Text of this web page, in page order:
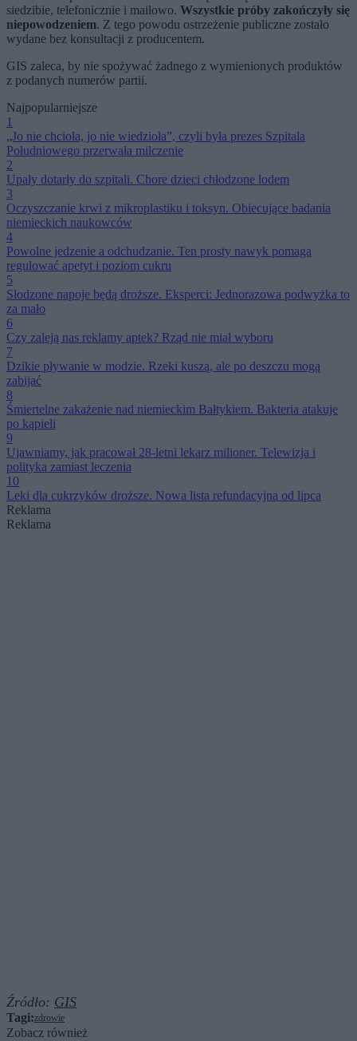
siedzibie, telefonicznie i mailowo. Wszystkie próby zakończyły się
niepowodzeniem. Z tego powodu ostrzeżenie publiczne zostało
wydane bez konsultacji z producentem.
GIS zaleca, by nie spożywać żadnego z wymienionych produktów
z podanych numerów partii.
Najpopularniejsze
1
„Jo nie chcioła, jo nie wiedzioła”, czyli była prezes Szpitala
Południowego przerwała milczenie
2
Upały dotarły do szpitali. Chore dzieci chłodzone lodem
3
Oczyszczanie krwi z mikroplastiku i toksyn. Obiecujące badania
niemieckich naukowców
4
Powolne jedzenie a odchudzanie. Ten prosty nawyk pomaga
regulować apetyt i poziom cukru
5
Słodzone napoje będą droższe. Eksperci: Jednorazowa podwyżka to
za mało
6
Czy zaleją nas reklamy aptek? Rząd nie miał wyboru
7
Dzikie pływanie w modzie. Rzeki kuszą, ale po deszczu mogą
zabijać
8
Śmiertelne zakażenie nad niemieckim Bałtykiem. Bakteria atakuje
po kąpieli
9
Ujawniamy, jak pracował 28-letni lekarz milioner. Telewizja i
polityka zamiast leczenia
10
Leki dla cukrzyków droższe. Nowa lista refundacyjna od lipca
Reklama
Reklama
Źródło: GIS
Tagi:zdrowie
Zobacz również